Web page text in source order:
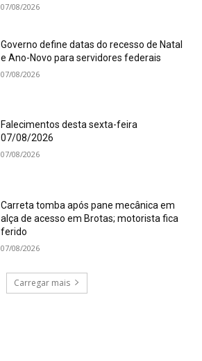
07/08/2026
Governo define datas do recesso de Natal
e Ano-Novo para servidores federais
07/08/2026
Falecimentos desta sexta-feira
07/08/2026
07/08/2026
Carreta tomba após pane mecânica em
alça de acesso em Brotas; motorista fica
ferido
07/08/2026
Carregar mais